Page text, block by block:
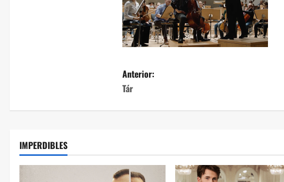
Anterior:
Tár
IMPERDIBLES